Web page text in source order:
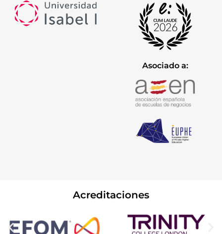
Asociado a:
Acreditaciones